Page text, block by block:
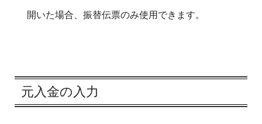
開いた場合、振替伝票のみ使用できます。
元入金の入力